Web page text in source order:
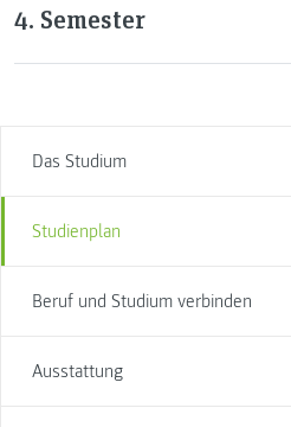
Das Studium
Studienplan
Beruf und Studium verbinden
Ausstattung
4. Semester